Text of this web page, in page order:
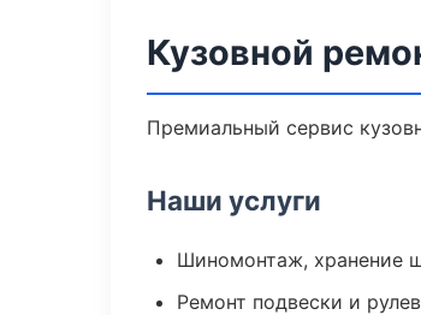
Кузовной
Премиальный сервис
Наши услуги
Шиномонтаж, хранение
Ремонт подвески и